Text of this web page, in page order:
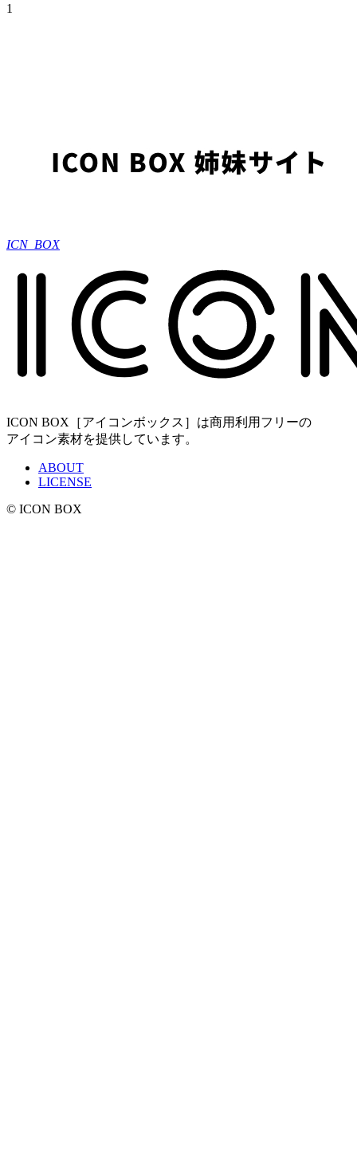
1
ICN_BOX
ICON BOX［アイコンボックス］は商用利用フリーの
アイコン素材を提供しています。
ABOUT
LICENSE
© ICON BOX